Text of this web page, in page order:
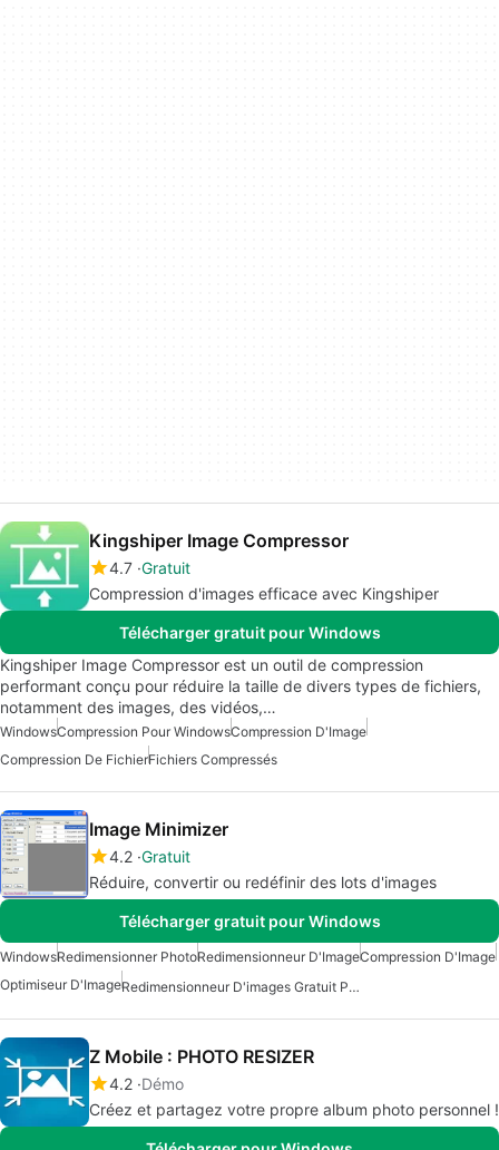
Kingshiper Image Compressor
4.7 Gratuit
Compression d'images efficace avec Kingshiper
Télécharger gratuit pour Windows
Kingshiper Image Compressor est un outil de compression
performant conçu pour réduire la taille de divers types de fichiers,
notamment des images, des vidéos,…
WindowsCompression Pour WindowsCompression D'Image
Compression De FichierFichiers Compressés
Image Minimizer
4.2 Gratuit
Réduire, convertir ou redéfinir des lots d'images
Télécharger gratuit pour Windows
WindowsRedimensionner PhotoRedimensionneur D'ImageCompression D'Image
Optimiseur D'Image
Redimensionneur D'images Gratuit Pour Windows
Z Mobile : PHOTO RESIZER
4.2 Démo
Créez et partagez votre propre album photo personnel !